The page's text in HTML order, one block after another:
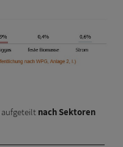
aufgeteilt nach Sektoren